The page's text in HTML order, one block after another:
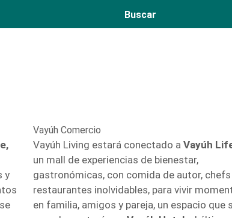
Buscar
y
Vayúh Comercio
Vayúh Living estará conectado a Vayúh
un mall de experiencias de bienestar,
gastronómicas, con comida de autor,
restaurantes inolvidables, para vivir
en familia, amigos y pareja, un espacio que